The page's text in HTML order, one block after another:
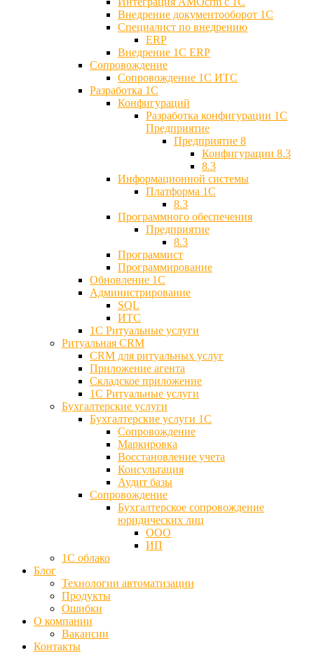
Внедрение документооборот 1С
Специалист по внедрению
ERP
Внедрение 1С ERP
Cопровождение
Cопровождение 1С ИТС
Разработка 1C
Конфигураций
Разработка конфигурации 1С
Предприятие
Предприятие 8
Конфигурации 8.3
8.3
Информационной системы
Платформа 1С
8.3
Программного обеспечения
Предприятие
8.3
Программист
Программирование
Обновление 1С
Администрирование
SQL
ИТС
1С Ритуальные услуги
Ритуальная CRM
CRM для ритуальных услуг
Приложение агента
Складское приложение
1С Ритуальные услуги
Бухгалтерские услуги
Бухгалтерские услуги 1С
Сопровождение
Маркировка
Восстановление учета
Консультация
Аудит базы
Cопровождение
Бухгалтерское сопровождение
юридических лиц
ООО
ИП
1С облако
Блог
Технологии автоматизации
Продукты
Ошибки
О компании
Вакансии
Контакты